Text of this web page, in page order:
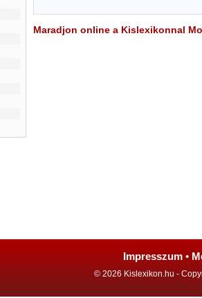
Maradjon online a Kislexikonnal
Impresszum •
© 2026 Kislexikon.hu -